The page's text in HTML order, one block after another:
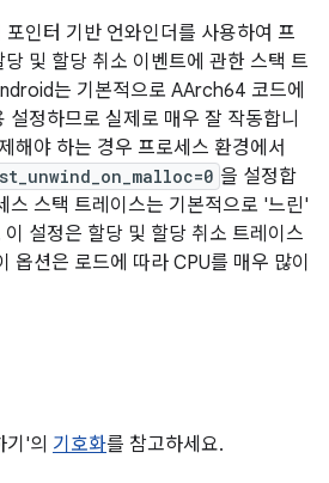
인터 기반 언와인더를 사용하여 프
및 할당 취소 이벤트에 관한 스택 트
는 기본적으로 AArch64 코드에
설정하므로 실제로 매우 잘 작동합니
해야 하는 경우 프로세스 환경에서
을 설정합
스 스택 트레이스는 기본적으로 '느린'
설정은 할당 및 할당 취소 트레이스
옵션은 로드에 따라 CPU를 매우 많이
'의 기호화를 참고하세요.